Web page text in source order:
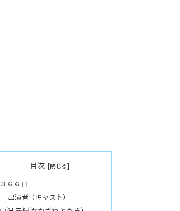
目次
３６６日
出演者（キャスト）